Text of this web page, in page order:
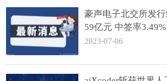
豪声电子北交所发
59亿元 中签率3.49%
2023-07-06